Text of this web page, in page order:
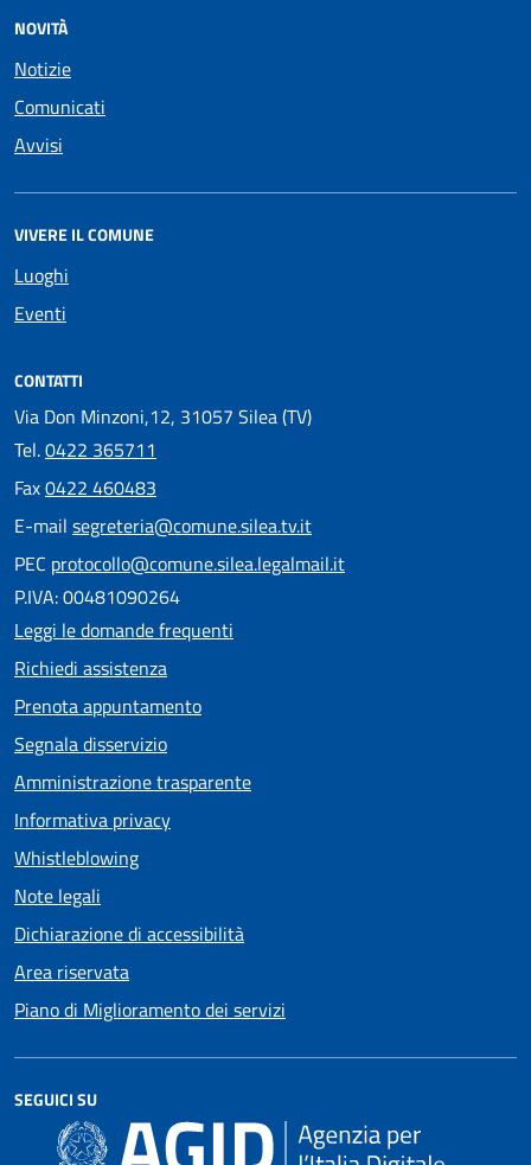
NOVITÀ
Notizie
Comunicati
Avvisi
VIVERE IL COMUNE
Luoghi
Eventi
CONTATTI
Via Don Minzoni,12, 31057 Silea (TV)
Tel.0422 365711
Fax0422 460483
E-mail segreteria@comune.silea.tv.it
PEC protocollo@comune.silea.legalmail.it
P.IVA: 00481090264
Leggi le domande frequenti
Richiedi assistenza
Prenota appuntamento
Segnala disservizio
Amministrazione trasparente
Informativa privacy
Whistleblowing
Note legali
Dichiarazione di accessibilità
Area riservata
Piano di Miglioramento dei servizi
SEGUICI SU